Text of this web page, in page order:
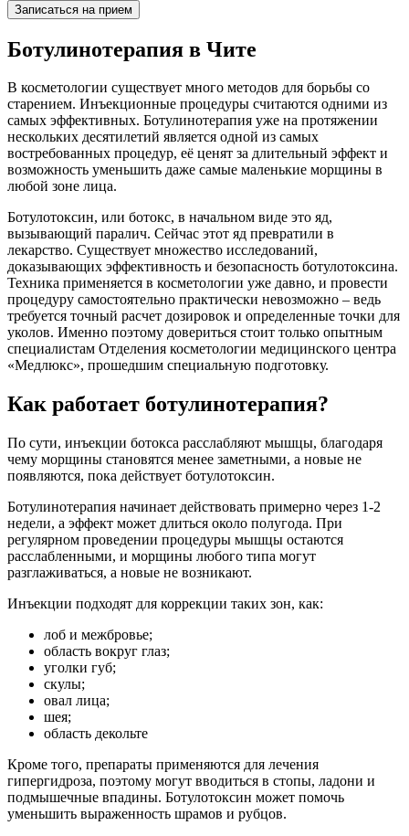
Записаться на прием
Ботулинотерапия в Чите
В косметологии существует много методов для борьбы со
старением. Инъекционные процедуры считаются одними из
самых эффективных. Ботулинотерапия уже на протяжении
нескольких десятилетий является одной из самых
востребованных процедур, её ценят за длительный эффект и
возможность уменьшить даже самые маленькие морщины в
любой зоне лица.
Ботулотоксин, или ботокс, в начальном виде это яд,
вызывающий паралич. Сейчас этот яд превратили в
лекарство. Существует множество исследований,
доказывающих эффективность и безопасность ботулотоксина.
Техника применяется в косметологии уже давно, и провести
процедуру самостоятельно практически невозможно – ведь
требуется точный расчет дозировок и определенные точки для
уколов. Именно поэтому довериться стоит только опытным
специалистам Отделения косметологии медицинского центра
«Медлюкс», прошедшим специальную подготовку.
Как работает ботулинотерапия?
По сути, инъекции ботокса расслабляют мышцы, благодаря
чему морщины становятся менее заметными, а новые не
появляются, пока действует ботулотоксин.
Ботулинотерапия начинает действовать примерно через 1-2
недели, а эффект может длиться около полугода. При
регулярном проведении процедуры мышцы остаются
расслабленными, и морщины любого типа могут
разглаживаться, а новые не возникают.
Инъекции подходят для коррекции таких зон, как:
лоб и межбровье;
область вокруг глаз;
уголки губ;
скулы;
овал лица;
шея;
область декольте
Кроме того, препараты применяются для лечения
гипергидроза, поэтому могут вводиться в стопы, ладони и
подмышечные впадины. Ботулотоксин может помочь
уменьшить выраженность шрамов и рубцов.